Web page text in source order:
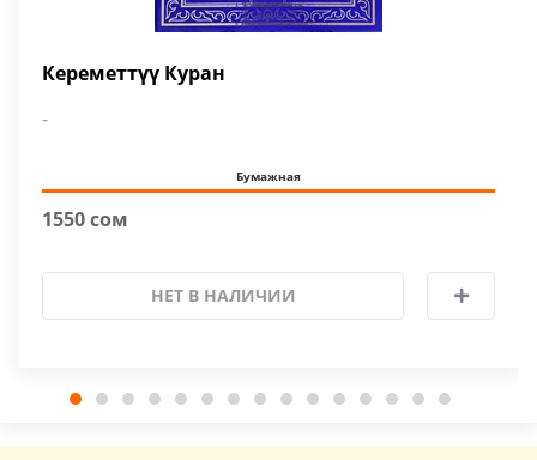
Кереметтүү Куран
-
Бумажная
1550 сом
НЕТ В НАЛИЧИИ